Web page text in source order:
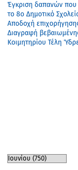
Έγκριση δαπανών που
το 8ο Δημοτικό
Αποδοχή
Διαγραφή
Κοιμητηρίου Τέλη